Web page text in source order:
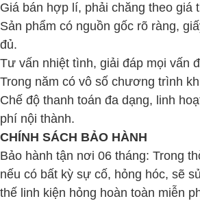
Giá bán hợp lí, phải chăng theo giá
Sản phẩm có nguồn gốc rõ ràng,
đủ.
Tư vấn nhiệt tình, giải đáp mọi vấn
Trong năm có vô số chương trình
Chế độ thanh toán đa dạng, linh
phí nội thành.
CHÍNH SÁCH BẢO HÀNH
Bảo hành tận nơi 06 tháng: Trong
nếu có bất kỳ sự cố, hỏng hóc, sẽ
thế linh kiện hỏng hoàn toàn miễn